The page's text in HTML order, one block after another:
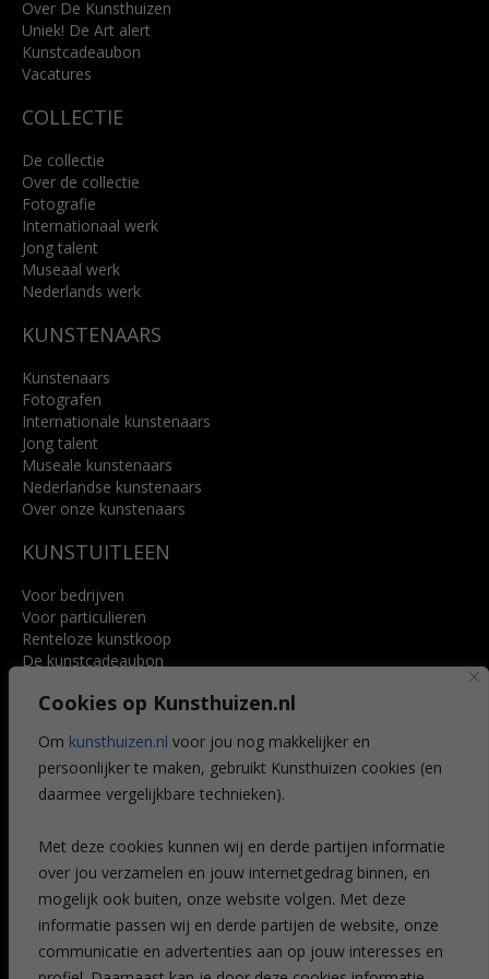
Cookies op Kunsthuizen.nl
Om kunsthuizen.nl voor jou nog makkelijker en
persoonlijker te maken, gebruikt Kunsthuizen cookies (en
daarmee vergelijkbare technieken).
Met deze cookies kunnen wij en derde partijen informatie
over jou verzamelen en jouw internetgedrag binnen, en
mogelijk ook buiten, onze website volgen. Met deze
informatie passen wij en derde partijen de website, onze
communicatie en advertenties aan op jouw interesses en
info@kunsthuisbreda.nl
Lees meer
Over De Kunsthuizen
Uniek! De Art alert
Kunstcadeaubon
Vacatures
COLLECTIE
De collectie
Over de collectie
Fotografie
Internationaal werk
Jong talent
Museaal werk
Nederlands werk
KUNSTENAARS
Kunstenaars
Fotografen
Internationale kunstenaars
Jong talent
Museale kunstenaars
Nederlandse kunstenaars
Over onze kunstenaars
KUNSTUITLEEN
Voor bedrijven
Voor particulieren
Renteloze kunstkoop
De kunstcadeaubon
Voordelen
Veelgestelde vragen
CONTACT
Leiden
Amsterdam
Breda
Favorieten
Mijn art alert